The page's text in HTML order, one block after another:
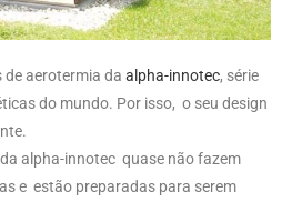
de aerotermia da alpha-innotec, série
do mundo. Por isso, o seu design
alpha-innotec quase não fazem
e estão preparadas para serem